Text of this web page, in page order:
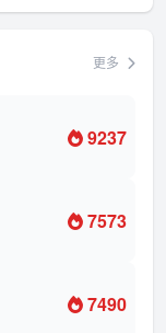
更多
9237
7573
7490